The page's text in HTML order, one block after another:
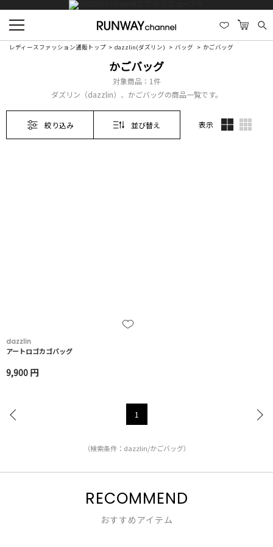
レディースファッション通販トップ dazzlin(ダズリン) バッグ かごバッグ
かごバッグ
対象商品： 1件
ダズリン（dazzlin）、かごバッグの商品一覧です。
絞り込み 並び替え 表示
dazzlin
アートロゴカゴバッグ
9,900 円
1
（検索条件：dazzlin/かごバッグ）
RECOMMEND
おすすめアイテム